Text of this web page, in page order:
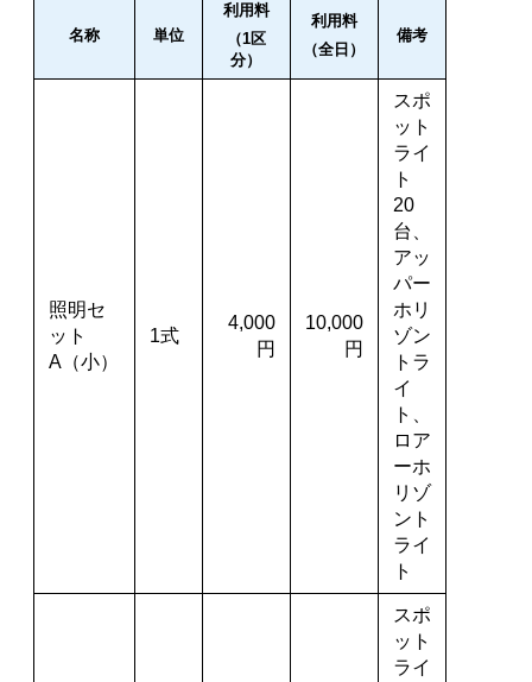
名称 単位
利用料
（1区
分）
利用料
（全日）
備考
照明セ
ット
A（小）
1式
4,000
円
10,000
円
スポ
ット
ライ
ト
20
台、
アッ
パー
ホリ
ゾン
トラ
イ
ト、
ロア
ーホ
リゾ
ント
ライ
ト
スポ
ット
ライ